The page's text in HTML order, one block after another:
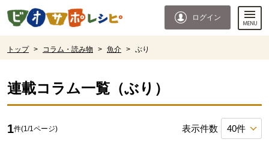
ページの先頭です。
ログイン
トップ > コラム・読み物 > 魚介 > ぶり
連載コラム一覧（ぶり ）
1件(1 /1 ページ) 表示件数